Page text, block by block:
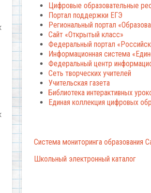
Цифровые образовательные
Портал поддержки ЕГЭ
Региональный портал
Сайт «Открытый класс»
Федеральный портал
Информационная система
Федеральный центр
Сеть творческих учителей
Учительская газета
Библиотека интерактивных
Единая коллекция цифровых
Система мониторинга образования
Школьный электронный каталог